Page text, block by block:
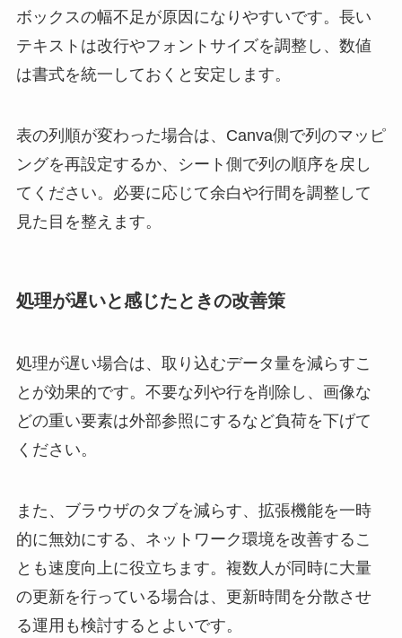
ボックスの幅不足が原因になりやすいです。長い
テキストは改行やフォントサイズを調整し、数値
は書式を統一しておくと安定します。
表の列順が変わった場合は、Canva側で列のマッピ
ングを再設定するか、シート側で列の順序を戻し
てください。必要に応じて余白や行間を調整して
見た目を整えます。
処理が遅いと感じたときの改善策
処理が遅い場合は、取り込むデータ量を減らすこ
とが効果的です。不要な列や行を削除し、画像な
どの重い要素は外部参照にするなど負荷を下げて
ください。
また、ブラウザのタブを減らす、拡張機能を一時
的に無効にする、ネットワーク環境を改善するこ
とも速度向上に役立ちます。複数人が同時に大量
の更新を行っている場合は、更新時間を分散させ
る運用も検討するとよいです。